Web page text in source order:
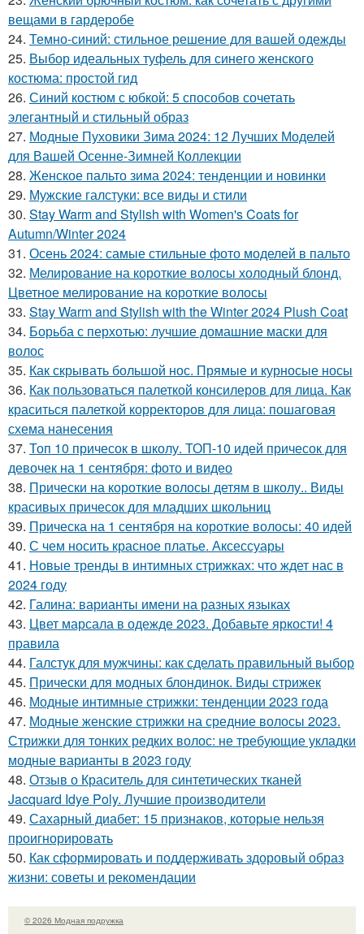
вещами в гардеробе
24. Темно-синий: стильное решение для вашей одежды
25. Выбор идеальных туфель для синего женского
костюма: простой гид
26. Синий костюм с юбкой: 5 способов сочетать
элегантный и стильный образ
27. Модные Пуховики Зима 2024: 12 Лучших Моделей
для Вашей Осенне-Зимней Коллекции
28. Женское пальто зима 2024: тенденции и новинки
29. Мужские галстуки: все виды и стили
30. Stay Warm and Stylish with Women's Coats for
Autumn/Winter 2024
31. Осень 2024: самые стильные фото моделей в пальто
32. Мелирование на короткие волосы холодный блонд.
Цветное мелирование на короткие волосы
33. Stay Warm and Stylish with the Winter 2024 Plush Coat
34. Борьба с перхотью: лучшие домашние маски для
волос
35. Как скрывать большой нос. Прямые и курносые носы
36. Как пользоваться палеткой консилеров для лица. Как
краситься палеткой корректоров для лица: пошаговая
схема нанесения
37. Топ 10 причесок в школу. ТОП-10 идей причесок для
девочек на 1 сентября: фото и видео
38. Прически на короткие волосы детям в школу.. Виды
красивых причесок для младших школьниц
39. Прическа на 1 сентября на короткие волосы: 40 идей
40. С чем носить красное платье. Аксессуары
41. Новые тренды в интимных стрижках: что ждет нас в
2024 году
42. Галина: варианты имени на разных языках
43. Цвет марсала в одежде 2023. Добавьте яркости! 4
правила
44. Галстук для мужчины: как сделать правильный выбор
45. Прически для модных блондинок. Виды стрижек
46. Модные интимные стрижки: тенденции 2023 года
47. Модные женские стрижки на средние волосы 2023.
Стрижки для тонких редких волос: не требующие укладки
модные варианты в 2023 году
48. Отзыв о Краситель для синтетических тканей
Jacquard Idye Poly. Лучшие производители
49. Сахарный диабет: 15 признаков, которые нельзя
проигнорировать
50. Как сформировать и поддерживать здоровый образ
жизни: советы и рекомендации
© 2026 Модная подружка